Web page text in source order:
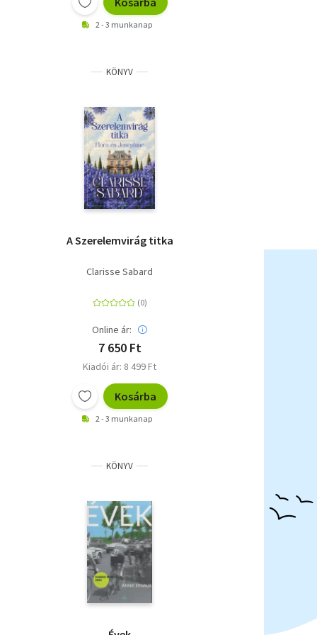
2 - 3 munkanap
KÖNYV
A Szerelemvirág titka
Clarisse Sabard
Online ár:
7 650 Ft
Kiadói ár: 8 499 Ft
Kosárba
2 - 3 munkanap
KÖNYV